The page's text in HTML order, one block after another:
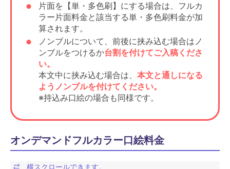
片面を【単・多色刷】にする場合は、フルカ
ラー片面料金と該当する単・多色刷料金が加
算されます。
ノンブルについて、前後に挟み込む場合はノ
ンブルをつけるか台割を付けてご入稿くださ
い。
本文中に挟み込む場合は、 本文と通しになる
ようノンブルを付けてください。
※持込み口絵の場合も同様です。
オンデマンドフルカラー口絵料金